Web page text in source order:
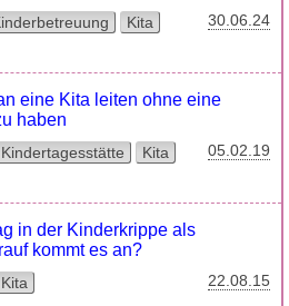
Kita 30.06.24
eine Kita leiten ohne eine
haben
Kindertagesstätte Kita 05.02.19
in der Kinderkrippe als
kommt es an?
Kita 22.08.15